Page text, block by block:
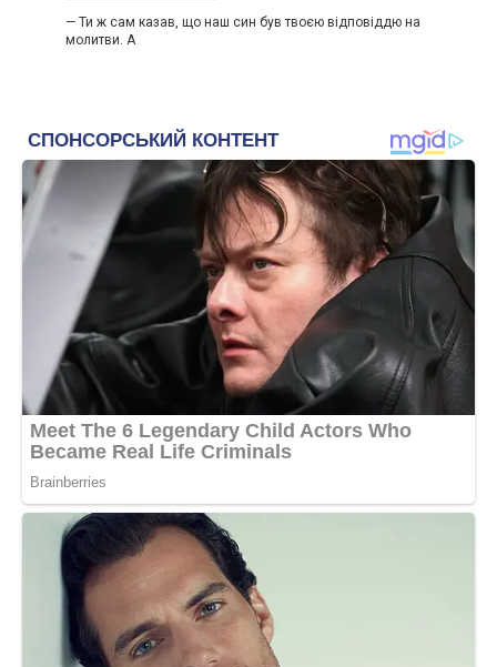
— Ти ж сам казав, що наш син був твоєю відповіддю на
молитви. А